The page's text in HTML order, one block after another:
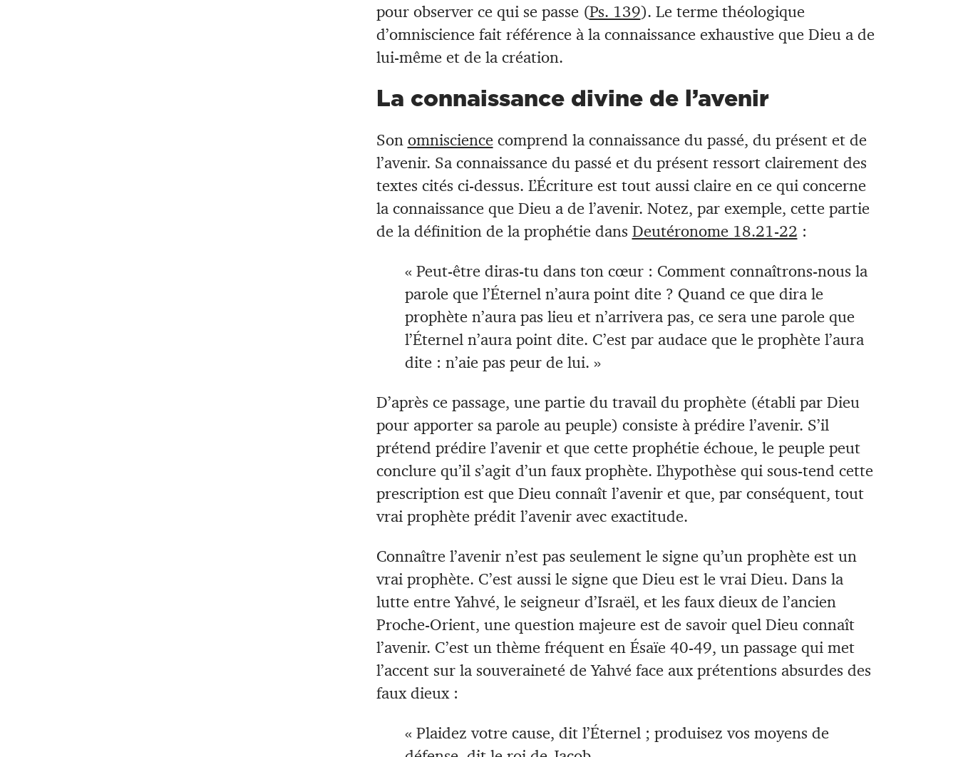
pour observer ce qui se passe (Ps. 139). Le terme théologique
d’omniscience fait référence à la connaissance exhaustive que Dieu a de
lui-même et de la création.
La connaissance divine de l’avenir
Son omniscience comprend la connaissance du passé, du présent et de
l’avenir. Sa connaissance du passé et du présent ressort clairement des
textes cités ci-dessus. L’Écriture est tout aussi claire en ce qui concerne
la connaissance que Dieu a de l’avenir. Notez, par exemple, cette partie
de la définition de la prophétie dans Deutéronome 18.21-22 :
« Peut-être diras-tu dans ton cœur : Comment connaîtrons-nous la
parole que l’Éternel n’aura point dite ? Quand ce que dira le
prophète n’aura pas lieu et n’arrivera pas, ce sera une parole que
l’Éternel n’aura point dite. C’est par audace que le prophète l’aura
dite : n’aie pas peur de lui. »
D’après ce passage, une partie du travail du prophète (établi par Dieu
pour apporter sa parole au peuple) consiste à prédire l’avenir. S’il
prétend prédire l’avenir et que cette prophétie échoue, le peuple peut
conclure qu’il s’agit d’un faux prophète. L’hypothèse qui sous-tend cette
prescription est que Dieu connaît l’avenir et que, par conséquent, tout
vrai prophète prédit l’avenir avec exactitude.
Connaître l’avenir n’est pas seulement le signe qu’un prophète est un
vrai prophète. C’est aussi le signe que Dieu est le vrai Dieu. Dans la
lutte entre Yahvé, le seigneur d’Israël, et les faux dieux de l’ancien
Proche-Orient, une question majeure est de savoir quel Dieu connaît
l’avenir. C’est un thème fréquent en Ésaïe 40-49, un passage qui met
l’accent sur la souveraineté de Yahvé face aux prétentions absurdes des
faux dieux :
« Plaidez votre cause, dit l’Éternel ; produisez vos moyens de